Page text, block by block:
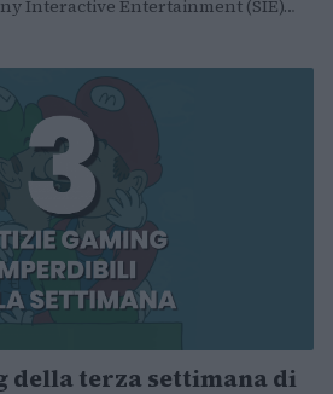
Interactive Entertainment (SIE)…
della terza settimana di